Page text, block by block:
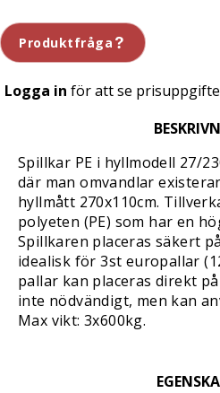
Produktfråga
Logga in för att se
Spillkar PE i hyllmodell 27/
där man omvandlar
hyllmått 270x110cm.
polyeten (PE) som har en
Spillkaren placeras säkert
idealisk för 3st europallar
pallar kan placeras direkt
inte nödvändigt, men kan
Max vikt: 3x600kg.